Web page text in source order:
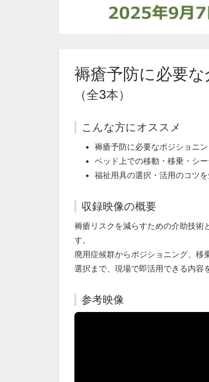
褥瘡予防に必要
（全3本）
こんな方にオススメ
褥瘡予防に必要なポジショニ
ベッド上での移動・移乗・シ
福祉用具の選択・活用のコツ
収録映像の概要
褥瘡リスクを減らすための介助技術
す。
廃用症候群からポジショニング、
選択まで、現場で即活用できる内容
参考映像